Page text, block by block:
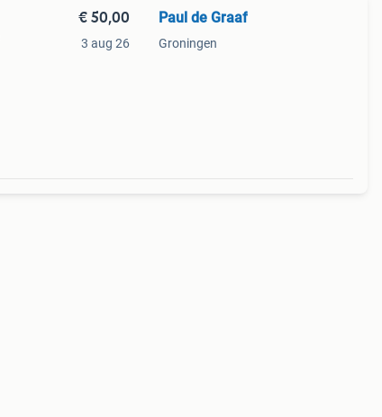
€ 50,00
3 aug 26
Paul de Graaf
Groningen